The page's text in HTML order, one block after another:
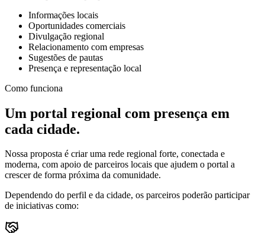
Informações locais
Oportunidades comerciais
Divulgação regional
Relacionamento com empresas
Sugestões de pautas
Presença e representação local
Como funciona
Um portal regional com presença em
cada cidade.
Nossa proposta é criar uma rede regional forte, conectada e
moderna, com apoio de parceiros locais que ajudem o portal a
crescer de forma próxima da comunidade.
Dependendo do perfil e da cidade, os parceiros poderão participar
de iniciativas como: